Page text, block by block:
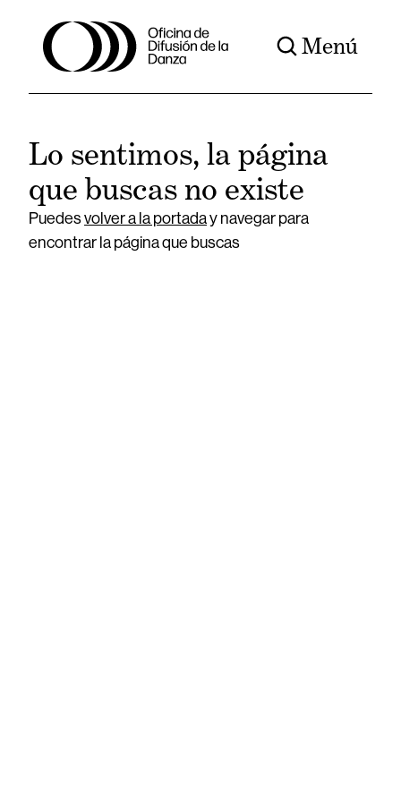
Menú
Lo sentimos, la página
que buscas no existe
Puedesvolver a la portaday navegar para
encontrar la página que buscas